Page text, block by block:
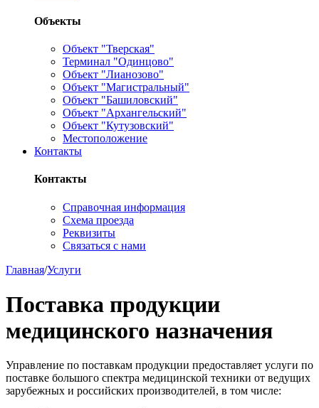
Объекты
Объект "Тверская"
Терминал "Одинцово"
Объект "Лианозово"
Объект "Магистральный"
Объект "Башиловский"
Объект "Архангельский"
Объект "Кутузовский"
Местоположение
Контакты
Контакты
Справочная информация
Схема проезда
Реквизиты
Связаться с нами
Главная/Услуги
Поставка продукции
медицинского назначения
Управление по поставкам продукции предоставляет услуги по
поставке большого спектра медицинской техники от ведущих
зарубежных и российских производителей, в том числе: